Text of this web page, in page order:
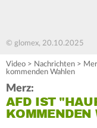
© glomex, 20.10.2025
Video > Nachrichten >
kommenden Wahlen
Merz:
AFD IST
KOMMENDEN